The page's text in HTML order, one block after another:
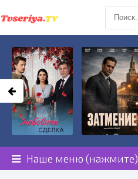
Наше меню (нажмите)